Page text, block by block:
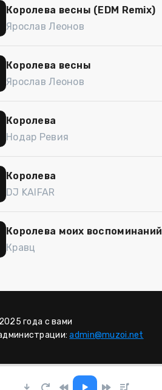
Королева весны (EDM Remix)
Ярослав Леонов
Королева весны
Ярослав Леонов
Королева
Нодар Ревия
Королева
DJ KAIFAR
Королева моих воспоминаний
Кравц
года с вами
admin@muzoi.net